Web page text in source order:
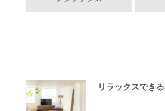
リラックスでき